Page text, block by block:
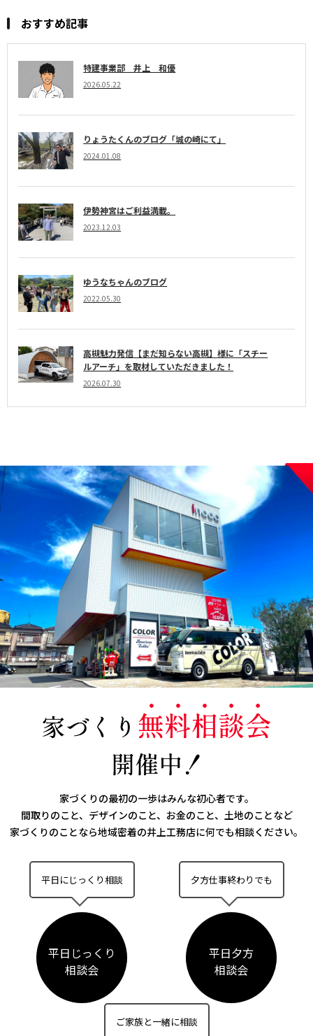
おすすめ記事
特建事業部 井上 和優
2026.05.22
りょうたくんのブログ「城の崎にて」
2024.01.08
伊勢神宮はご利益満載。
2023.12.03
ゆうなちゃんのブログ
2022.05.30
高槻魅力発信【まだ知らない高槻】様に「スチー
ルアーチ」を取材していただきました！
2026.07.30
家づくりの最初の一歩はみんな初心者です。
間取りのこと、デザインのこと、お金のこと、土地のことなど
家づくりのことなら地域密着の井上工務店に何でも相談ください。
平日にじっくり相談
平日じっくり
相談会
夕方仕事終わりでも
平日夕方
相談会
ご家族と一緒に相談